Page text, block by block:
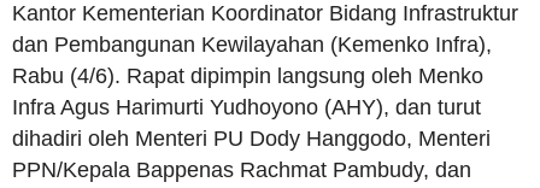
Kantor Kementerian Koordinator Bidang Infrastruktur
dan Pembangunan Kewilayahan (Kemenko Infra),
Rabu (4/6). Rapat dipimpin langsung oleh Menko
Infra Agus Harimurti Yudhoyono (AHY), dan turut
dihadiri oleh Menteri PU Dody Hanggodo, Menteri
PPN/Kepala Bappenas Rachmat Pambudy, dan